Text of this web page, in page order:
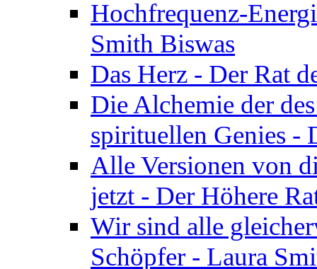
Hochfrequenz-
Smith Biswas
Das Herz - Der Rat
Die Alchemie der
spirituellen Genies -
Alle Versionen von
jetzt - Der Höhere
Wir sind alle
Schöpfer - Laura